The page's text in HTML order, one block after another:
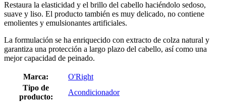
Restaura la elasticidad y el brillo del cabello haciéndolo sedoso,
suave y liso. El producto también es muy delicado, no contiene
emolientes y emulsionantes artificiales.
La formulación se ha enriquecido con extracto de colza natural y
garantiza una protección a largo plazo del cabello, así como una
mejor capacidad de peinado.
Marca:
O'Right
Tipo de
producto:
Acondicionador